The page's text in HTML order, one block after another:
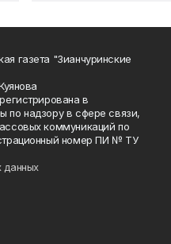
газета "Зианчуринские
в
по надзору в сфере связи,
коммуникаций по
номер ПИ № ТУ
данных